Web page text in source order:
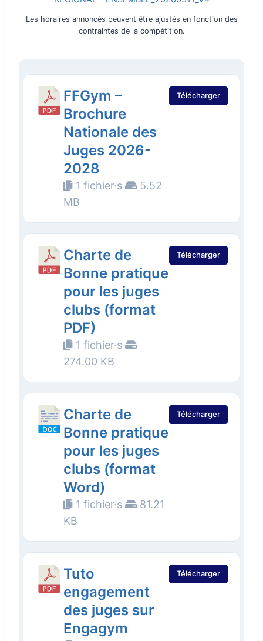
Les horaires annoncés peuvent être ajustés en fonction des
contraintes de la compétition.
FFGym –
Brochure
Nationale des
Juges 2026-
2028
1 fichier·s
5.52
MB
Télécharger
Charte de
Bonne pratique
pour les juges
clubs (format
PDF)
1 fichier·s
274.00 KB
Télécharger
Charte de
Bonne pratique
pour les juges
clubs (format
Word)
1 fichier·s
81.21
KB
Télécharger
Tuto
engagement
des juges sur
Engagym
Télécharger